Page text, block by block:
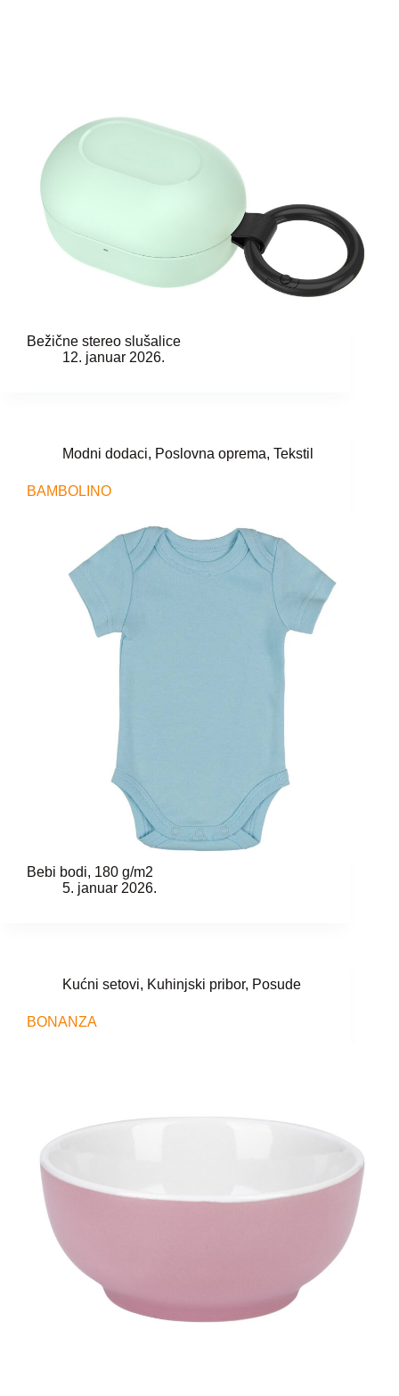
Bežične stereo slušalice
12. januar 2026.
Modni dodaci, Poslovna oprema, Tekstil
BAMBOLINO
Bebi bodi, 180 g/m2
5. januar 2026.
Kućni setovi, Kuhinjski pribor, Posude
BONANZA